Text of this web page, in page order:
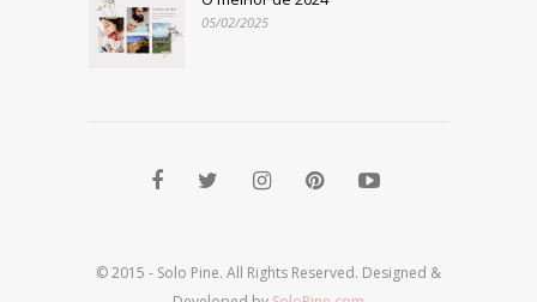
05/02/2025
© 2015 - Solo Pine. All Rights Reserved. Designed &